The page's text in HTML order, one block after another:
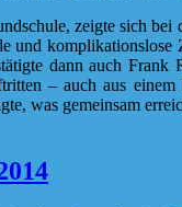
zeigte sich bei
und
dann auch Frank
– auch aus
was gemeinsam